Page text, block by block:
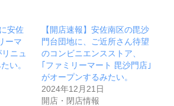
安佐
ーマ
ニュ
い。
【開店速報】安佐南区の毘沙
門台団地に、ご近所さん待望
のコンビニエンスストア、
｢ファミリーマート 毘沙門店｣
がオープンするみたい。
2024年12月21日
開店・閉店情報